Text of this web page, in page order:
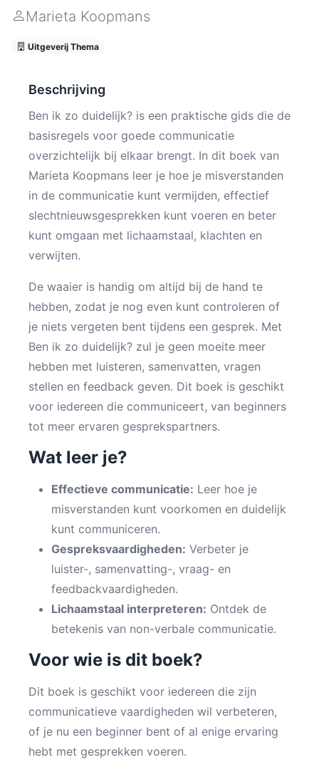
Marieta Koopmans
Uitgeverij Thema
Beschrijving
Ben ik zo duidelijk? is een praktische gids die de
basisregels voor goede communicatie
overzichtelijk bij elkaar brengt. In dit boek van
Marieta Koopmans leer je hoe je misverstanden
in de communicatie kunt vermijden, effectief
slechtnieuwsgesprekken kunt voeren en beter
kunt omgaan met lichaamstaal, klachten en
verwijten.
De waaier is handig om altijd bij de hand te
hebben, zodat je nog even kunt controleren of
je niets vergeten bent tijdens een gesprek. Met
Ben ik zo duidelijk? zul je geen moeite meer
hebben met luisteren, samenvatten, vragen
stellen en feedback geven. Dit boek is geschikt
voor iedereen die communiceert, van beginners
tot meer ervaren gesprekspartners.
Wat leer je?
Effectieve communicatie: Leer hoe je
misverstanden kunt voorkomen en duidelijk
kunt communiceren.
Gespreksvaardigheden: Verbeter je
luister-, samenvatting-, vraag- en
feedbackvaardigheden.
Lichaamstaal interpreteren: Ontdek de
betekenis van non-verbale communicatie.
Voor wie is dit boek?
Dit boek is geschikt voor iedereen die zijn
communicatieve vaardigheden wil verbeteren,
of je nu een beginner bent of al enige ervaring
hebt met gesprekken voeren.